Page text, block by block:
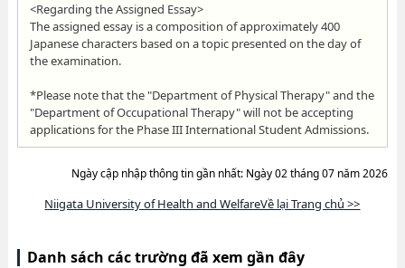
<Regarding the Assigned Essay>
The assigned essay is a composition of approximately 400
Japanese characters based on a topic presented on the day of
the examination.
*Please note that the "Department of Physical Therapy" and the
"Department of Occupational Therapy" will not be accepting
applications for the Phase III International Student Admissions.
Ngày cập nhập thông tin gần nhất: Ngày 02 tháng 07 năm 2026
Niigata University of Health and WelfareVề lại Trang chủ >>
Danh sách các trường đã xem gần đây